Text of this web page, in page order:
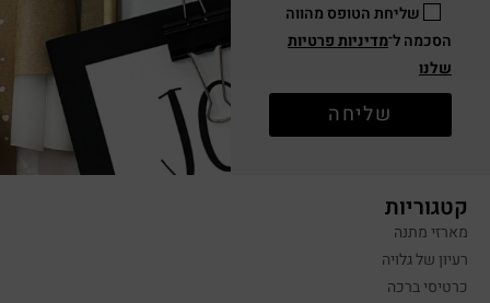
שליחת הטופס מהווה
הסכמה ל־מדיניות פרטיות
שלנו
שליחה
קטגוריות
מארזי מתנה
רעיון של גלויה
כרטיסי ברכה